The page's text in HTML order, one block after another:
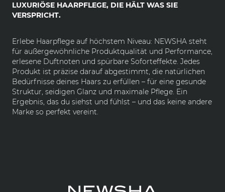
LUXURIÖSE HAARPFLEGE, DIE HÄLT WAS SIE
VERSPRICHT.
Erlebe Haarpflege auf höchstem Niveau: NEWSHA steht
für außergewöhnliche Produktqualität und Performance,
erlesene Duftnoten und spürbare Soforteffekte. Jedes
Produkt ist präzise darauf abgestimmt, die natürlichen
Bedürfnisse deines Haars zu erfüllen – für eine gesunde
Struktur, seidigen Glanz und maximale Pflege. Ein
Ergebnis, das du siehst und fühlst – und das keine andere
Marke so perfekt vereint.